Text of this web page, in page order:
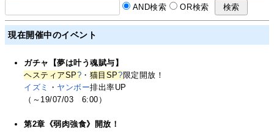
AND検索 OR検索
現在開催中のイベント
ガチャ【夢は叶う魂賦与】
ヘスティアSP? ・ 猫目SP?限定開放！
イズミ
・ ヤンボー排出率UP
（～19/07/03 6:00）
第2章《弱肉強食》開放！